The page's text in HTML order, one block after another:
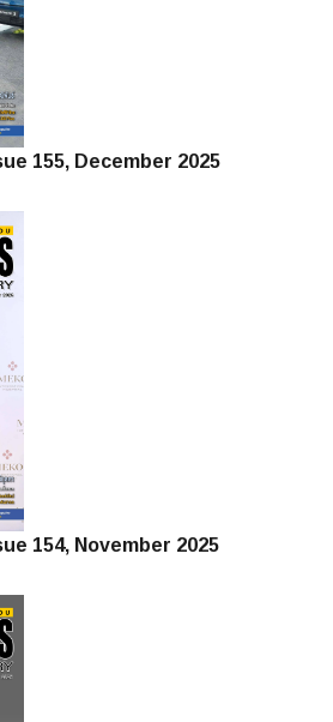
155, December 2025
154, November 2025